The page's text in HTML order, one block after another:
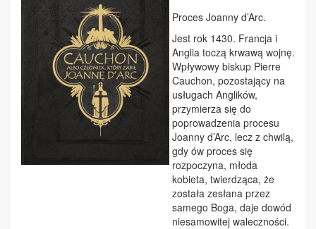
Proces Joanny d’Arc.
Jest rok 1430. Francja i
Anglia toczą krwawą wojnę.
Wpływowy biskup Pierre
Cauchon, pozostający na
usługach Anglików,
przymierza się do
poprowadzenia procesu
Joanny d’Arc, lecz z chwilą,
gdy ów proces się
rozpoczyna, młoda
kobieta, twierdząca, że
została zesłana przez
samego Boga, daje dowód
niesamowitej waleczności.